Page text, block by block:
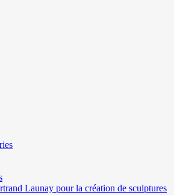
Launay pour la création de sculptures